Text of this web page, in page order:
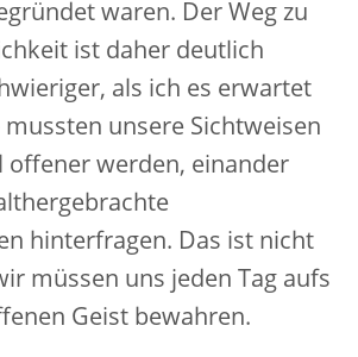
waren. Der Weg zu
ist daher deutlich
als ich es erwartet
unsere Sichtweisen
offener werden, einander
hinterfragen. Das ist nicht
müssen uns jeden Tag aufs
Geist bewahren.